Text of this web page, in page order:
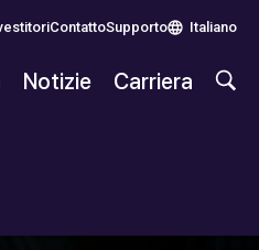
ContattoSupporto Italiano
Notizie Carriera